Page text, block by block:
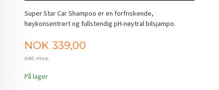
Super Star Car Shampoo er en forfriskende,
høykonsentrert og fullstendig pH-nøytral bilsjampo.
Pris
NOK 339,00
inkl. mva.
På lager